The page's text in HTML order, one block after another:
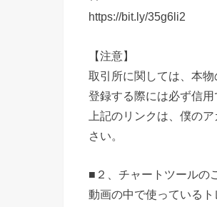
https://bit.ly/35g6li2
【注意】
取引所に関しては、本
登録する際には必ず信
上記のリンクは、僕の
さい。
■２、チャートツールの
動画の中で使っている